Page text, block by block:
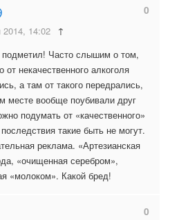
2014, 14:02 ↑
0
Часто слышим о том,
от некачественного алкоголя
а там от такого передрались,
месте вообще поубивали друг
подумать от «качественного»
такие быть не могут.
реклама. «Артезианская
«очищенная серебром»,
«молоком». Какой бред!
0